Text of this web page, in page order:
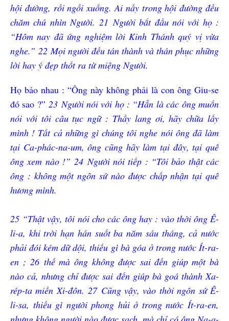
hội đường, rồi ngồi xuống. Ai nấy trong hội đường đều
chăm chú nhìn Người. 21 Người bắt đầu nói với họ :
“Hôm nay đã ứng nghiệm lời Kinh Thánh quý vị vừa
nghe.” 22 Mọi người đều tán thành và thán phục những
lời hay ý đẹp thốt ra từ miệng Người.
Họ bảo nhau : “Ông này không phải là con ông Giu-se
đó sao ?” 23 Người nói với họ : “Hẳn là các ông muốn
nói với tôi câu tục ngữ : Thầy lang ơi, hãy chữa lấy
mình ! Tất cả những gì chúng tôi nghe nói ông đã làm
tại Ca-phác-na-um, ông cũng hãy làm tại đây, tại quê
ông xem nào !” 24 Người nói tiếp : “Tôi bảo thật các
ông : không một ngôn sứ nào được chấp nhận tại quê
hương mình.
25 “Thật vậy, tôi nói cho các ông hay : vào thời ông Ê-
li-a, khi trời hạn hán suốt ba năm sáu tháng, cả nước
phải đói kém dữ dội, thiếu gì bà góa ở trong nước Ít-ra-
en ; 26thế mà ông không được sai đến giúp một bà
nào cả, nhưng chỉ được sai đến giúp bà goá thành Xa-
rép-ta miền Xi-đôn. 27Cũng vậy, vào thời ngôn sứ Ê-
li-sa, thiếu gì người phong hủi ở trong nước Ít-ra-en,